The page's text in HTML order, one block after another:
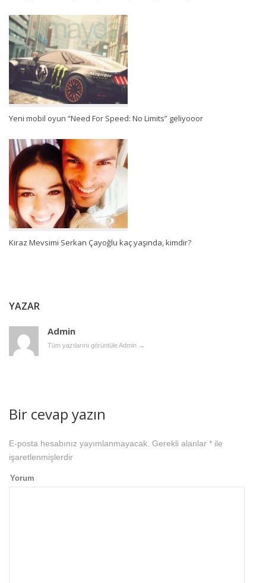
Yeni mobil oyun “Need For Speed: No Limits” geliyooor
Kiraz Mevsimi Serkan Çayoğlu kaç yaşında, kimdir?
YAZAR
Admin
Tüm yazılarını görüntüle Admin →
Bir cevap yazın
E-posta hesabınız yayımlanmayacak. Gerekli alanlar * ile
işaretlenmişlerdir
Yorum